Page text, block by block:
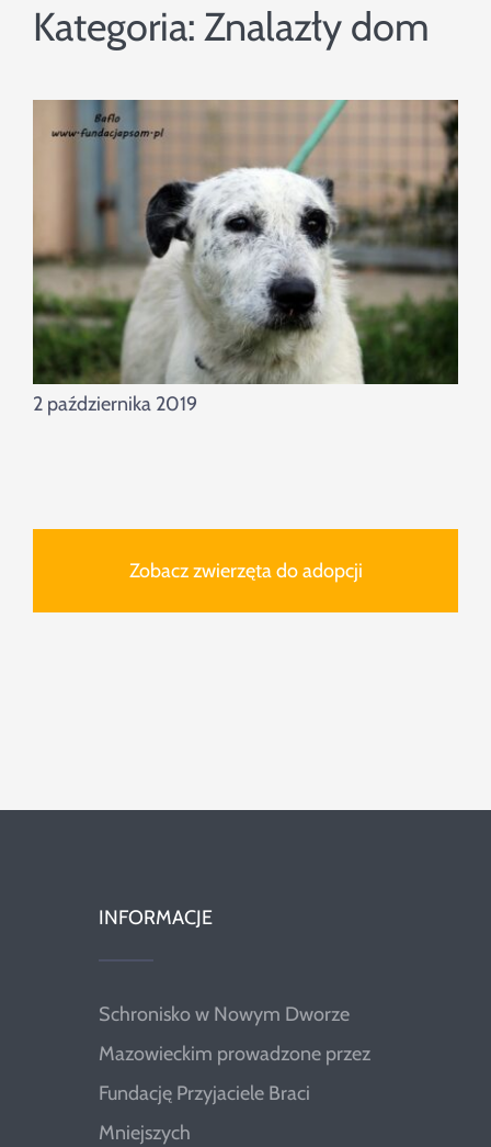
Kategoria: Znalazły dom
2 października 2019
Zobacz zwierzęta do adopcji
INFORMACJE
Schronisko w Nowym Dworze
Mazowieckim prowadzone przez
Fundację Przyjaciele Braci
Mniejszych